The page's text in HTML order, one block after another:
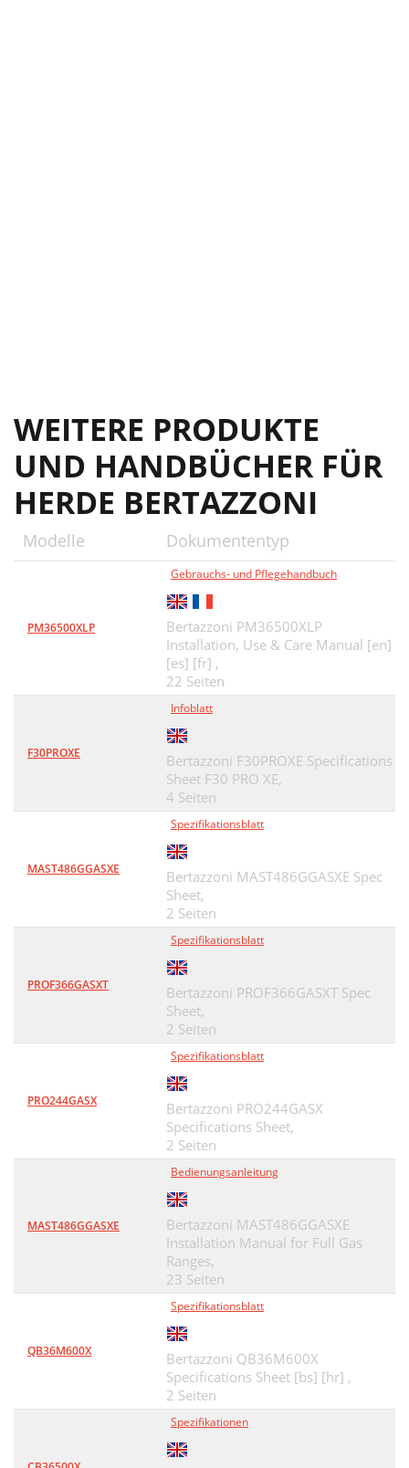
WEITERE PRODUKTE
UND HANDBÜCHER FÜR
HERDE BERTAZZONI
Modelle Dokumententyp
PM36500XLP
Gebrauchs- und Pflegehandbuch
Bertazzoni PM36500XLP
Installation, Use & Care Manual [en]
[es] [fr] ,
22 Seiten
F30PROXE
Infoblatt
Bertazzoni F30PROXE Specifications
Sheet F30 PRO XE,
4 Seiten
MAST486GGASXE
Spezifikationsblatt
Bertazzoni MAST486GGASXE Spec
Sheet,
2 Seiten
PROF366GASXT
Spezifikationsblatt
Bertazzoni PROF366GASXT Spec
Sheet,
2 Seiten
PRO244GASX
Spezifikationsblatt
Bertazzoni PRO244GASX
Specifications Sheet,
2 Seiten
MAST486GGASXE
Bedienungsanleitung
Bertazzoni MAST486GGASXE
Installation Manual for Full Gas
Ranges,
23 Seiten
QB36M600X
Spezifikationsblatt
Bertazzoni QB36M600X
Specifications Sheet [bs] [hr] ,
2 Seiten
Spezifikationen